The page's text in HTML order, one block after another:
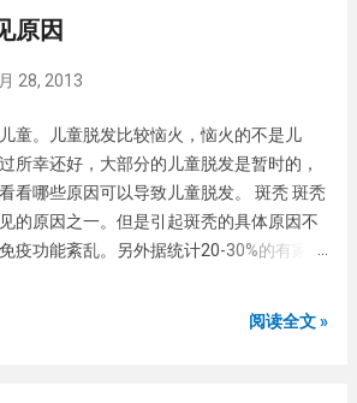
body entry-content' exp...
码之后。话说HTML代码不懂，英文还是
+ &quot;#more&quot;'
唯C</a>文章均为原创。
原因
28, 2013
童。儿童脱发比较恼火，恼火的不是儿
所幸还好，大部分的儿童脱发是暂时的，
看哪些原因可以导致儿童脱发。 斑秃 斑秃
的原因之一。但是引起斑秃的具体原因不
疫功能紊乱。另外据统计20-30%的有家族
一个或数个光滑的脱发区。脱发区的头皮
界的毛发比较脆弱，可以轻轻的拔掉。严
阅读全文 »